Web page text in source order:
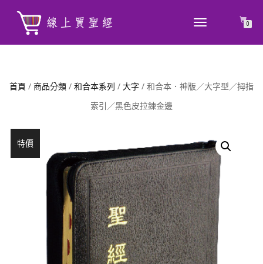
TOGGLE
0
首頁 / 商品分類 / 和合本系列 / 大字 / 和合本．神版／大字型／拇指
索引／黑色皮拉鍊金邊
特價